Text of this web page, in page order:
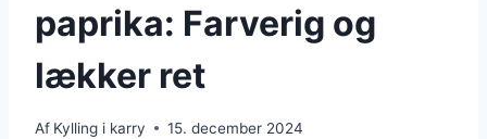
paprika: Farverig og
lækker ret
Af Kylling i karry 15. december 2024